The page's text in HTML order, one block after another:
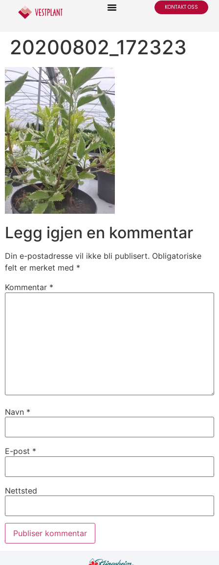
KONTAKT OSS
20200802_172323
Legg igjen en kommentar
Din e-postadresse vil ikke bli publisert. Obligatoriske
felt er merket med *
Kommentar *
Navn *
E-post *
Nettsted